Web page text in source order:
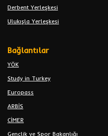
Derbent Yerleşkesi
Ulukışla Yerleşkesi
Bağlantılar
YÖK
Study in Turkey
Europass
ARBİS
CİMER
Gençlik ve Spor Bakanlığı